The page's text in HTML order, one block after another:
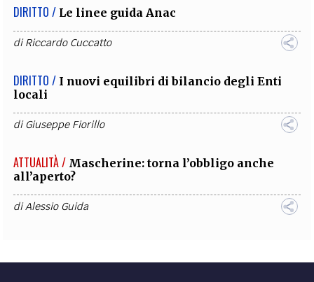
DIRITTO / Le linee guida Anac
diRiccardo Cuccatto
DIRITTO / I nuovi equilibri di bilancio degli Enti
locali
diGiuseppe Fiorillo
ATTUALITÀ / Mascherine: torna l’obbligo anche
all’aperto?
diAlessio Guida